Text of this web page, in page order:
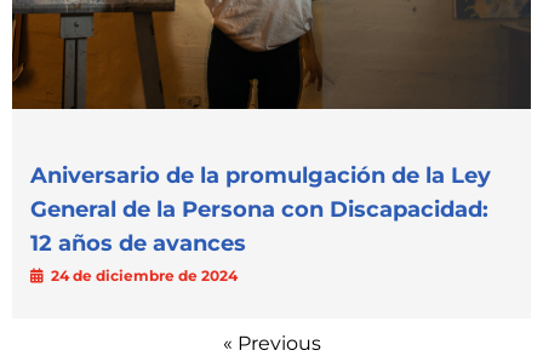
Aniversario de la promulgación de la Ley
General de la Persona con Discapacidad:
12 años de avances
24 de diciembre de 2024
« Previous